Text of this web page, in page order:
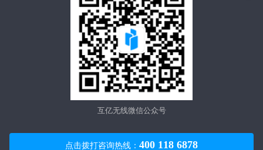
互亿无线微信公众号
点击拨打咨询热线： 400 118 6878